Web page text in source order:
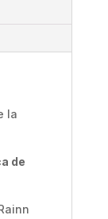
la
de